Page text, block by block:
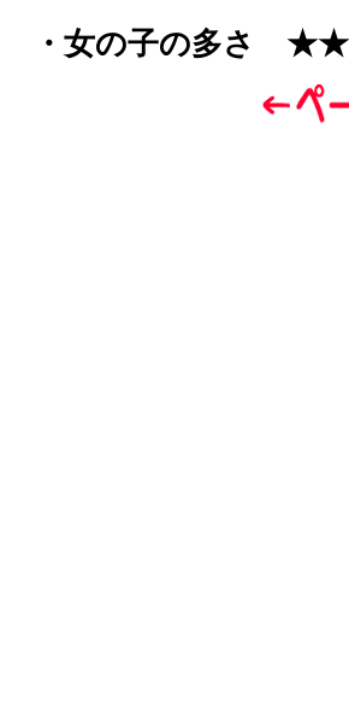
・女の子の多さ